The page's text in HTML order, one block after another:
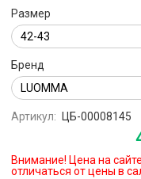
Размер
Бренд
Артикул: ЦБ-00008145
Внимание! Цена на
отличаться от цены в